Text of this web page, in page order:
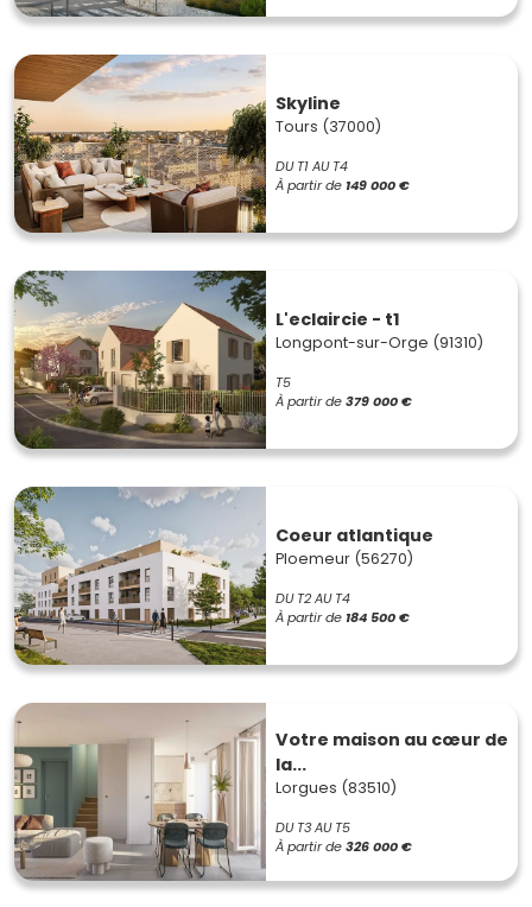
Skyline
Tours (37000)
DU T1 AU T4
À partir de 149 000 €
L'eclaircie - t1
Longpont-sur-Orge (91310)
T5
À partir de379 000 €
Coeur atlantique
Ploemeur (56270)
DU T2 AU T4
À partir de 184 500 €
Votre maison au cœur de
la...
Lorgues (83510)
DU T3 AU T5
À partir de326 000 €